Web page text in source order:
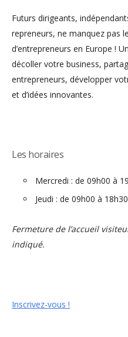
Futurs dirigeants,
repreneurs, ne manquez pas
d’entrepreneurs en Europe !
décoller votre business,
entrepreneurs, développer
et d’idées innovantes.
Les horaires
Mercredi : de 09h00 à
Jeudi : de 09h00 à 18h30
Fermeture de l’accueil
indiqué.
Inscrivez-vous !